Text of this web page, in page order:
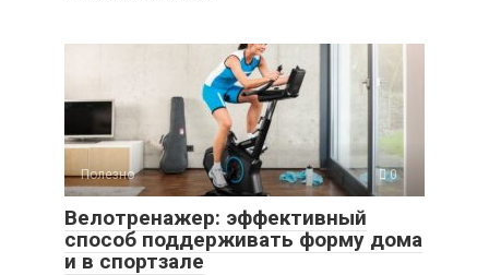
Полезно 0
Велотренажер: эффективный
способ поддерживать форму дома
и в спортзале